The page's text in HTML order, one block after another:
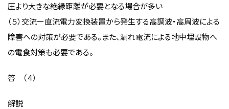
圧より大きな絶縁距離が必要となる場合が多い
（５）交流ー直流電力変換装置から発生する高調波・高周波による
障害への対策が必要である。また、漏れ電流による地中埋設物へ
の電食対策も必要である。
答 （４）
解説